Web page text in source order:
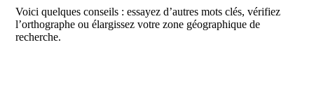
Voici quelques conseils : essayez d’autres mots clés, vérifiez
l’orthographe ou élargissez votre zone géographique de
recherche.